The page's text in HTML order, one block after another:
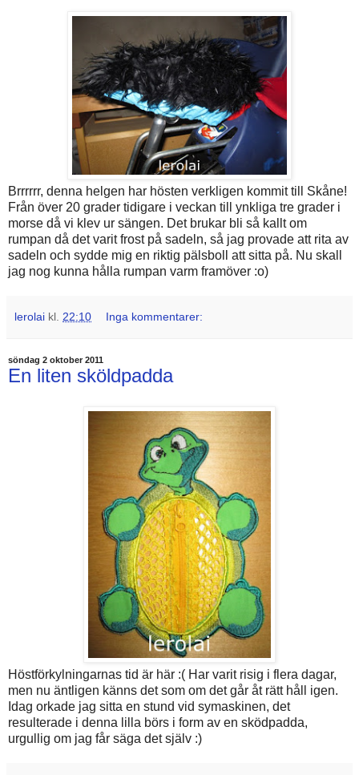
Brrrrrr, denna helgen har hösten verkligen kommit till Skåne!
Från över 20 grader tidigare i veckan till ynkliga tre grader i
morse då vi klev ur sängen. Det brukar bli så kallt om
rumpan då det varit frost på sadeln, så jag provade att rita av
sadeln och sydde mig en riktig pälsboll att sitta på. Nu skall
jag nog kunna hålla rumpan varm framöver :o)
lerolai kl. 22:10 Inga kommentarer:
söndag 2 oktober 2011
En liten sköldpadda
Höstförkylningarnas tid är här :( Har varit risig i flera dagar,
men nu äntligen känns det som om det går åt rätt håll igen.
Idag orkade jag sitta en stund vid symaskinen, det
resulterade i denna lilla börs i form av en sködpadda,
urgullig om jag får säga det själv :)